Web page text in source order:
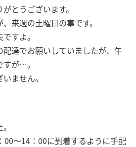
とうございます。
来週の土曜日の事です。
すよ。
配達でお願いしていましたが、午
が…。
ません。
00～14：00に到着するように手配